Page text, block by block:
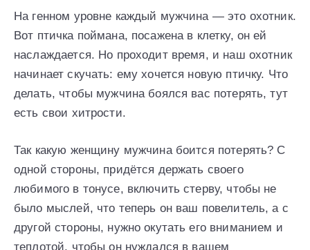
На генном уровне каждый мужчина — это охотник.
Вот птичка поймана, посажена в клетку, он ей
наслаждается. Но проходит время, и наш охотник
начинает скучать: ему хочется новую птичку. Что
делать, чтобы мужчина боялся вас потерять, тут
есть свои хитрости.
Так какую женщину мужчина боится потерять? С
одной стороны, придётся держать своего
любимого в тонусе, включить стерву, чтобы не
было мыслей, что теперь он ваш повелитель, а с
другой стороны, нужно окутать его вниманием и
теплотой, чтобы он нуждался в вашем